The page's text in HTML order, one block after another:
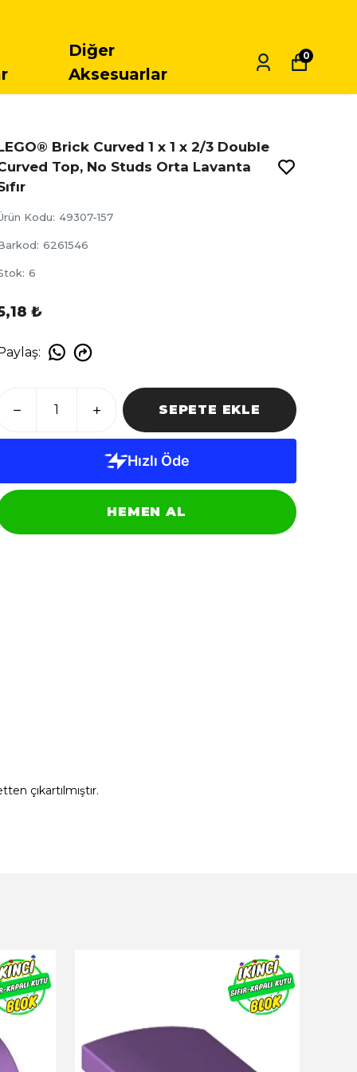
Diğer
Aksesuarlar
0
Brick Curved 1 x 1 x 2/3 Double
Top, No Studs Orta Lavanta
Kodu: 49307-157
: 6261546
: 6
₺
:
SEPETE EKLE
HEMEN AL
çıkartılmıştır.